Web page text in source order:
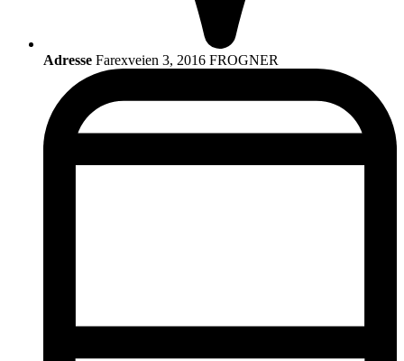
Adresse Farexveien 3, 2016 FROGNER